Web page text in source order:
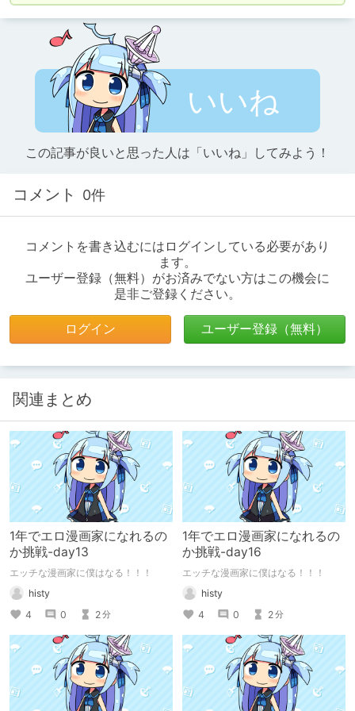
いいね
この記事が良いと思った人は「いいね」してみよう！
コメント 0件
コメントを書き込むにはログインしている必要があり
ます。
ユーザー登録（無料）がお済みでない方はこの機会に
是非ご登録ください。
ログイン ユーザー登録（無料）
関連まとめ
1年でエロ漫画家になれるの
か挑戦-day13
エッチな漫画家に僕はなる！！！
histy
4
0 2分
1年でエロ漫画家になれるの
か挑戦-day16
エッチな漫画家に僕はなる！！！
histy
4
0 2分